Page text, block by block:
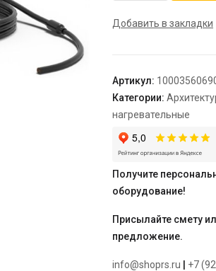
нагревательная
2-
0270-
040
Добавить в закладки
Артикул:
Категории:
нагревательные
Получите
оборудование!
Присылайте смету
предложение.
info@shoprs.ru +7